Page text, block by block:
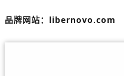
品牌网站：libernovo.com